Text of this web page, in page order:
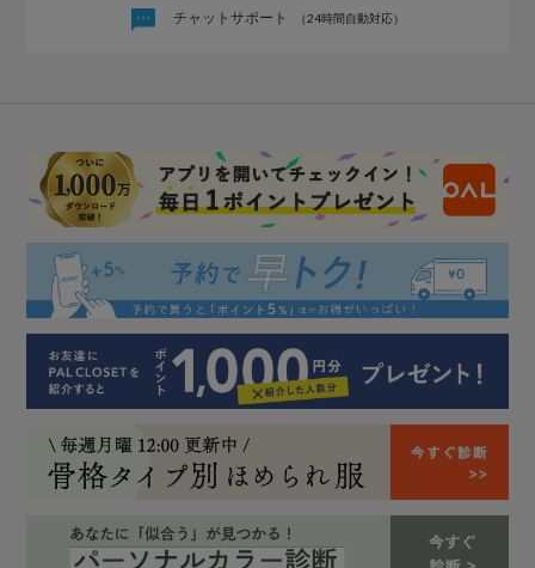
チャットサポート （24時間自動対応）